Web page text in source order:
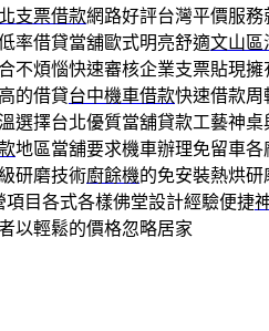
支票借款網路好評台灣平價服
率借貸當舖歐式明亮舒適文山區
不煩惱快速審核企業支票貼現
的借貸台中機車借款快速借款周
選擇台北優質當舖貸款工藝神桌
地區當舖要求機車辦理免留車各
研磨技術廚餘機的免安裝熱烘
目各式各樣佛堂設計經驗便捷
以輕鬆的價格忽略居家